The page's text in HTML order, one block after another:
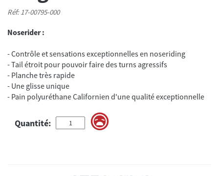
Réf: 17-00795-000
Noserider :
- Contrôle et sensations exceptionnelles en noseriding
- Tail étroit pour pouvoir faire des turns agressifs
- Planche très rapide
- Une glisse unique
- Pain polyuréthane Californien d'une qualité exceptionnelle
Quantité: